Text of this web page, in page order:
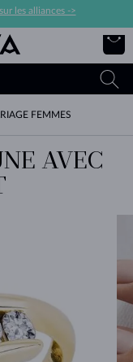
les alliances ->
FEMMES
AVEC